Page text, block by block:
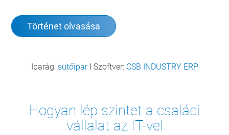
Történet olvasása
Iparág: sütőiparI Szoftver: CSB INDUSTRY ERP
Hogyan lép szintet a családi
vállalat az IT-vel